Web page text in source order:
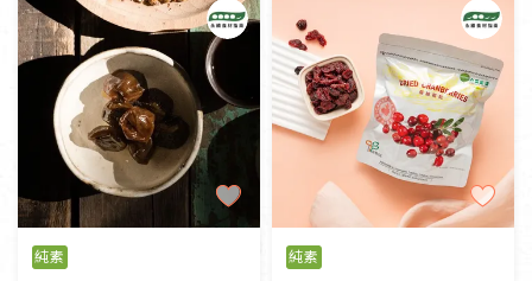
純素 純素